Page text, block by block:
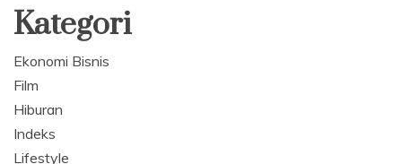
Kategori
Ekonomi Bisnis
Film
Hiburan
Indeks
Lifestyle